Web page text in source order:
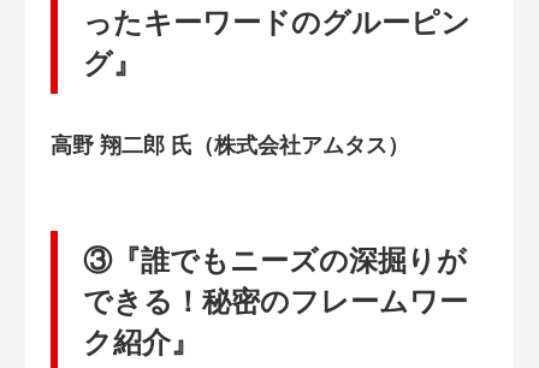
ったキーワードのグルーピン
グ』
高野 翔二郎 氏（株式会社アムタス）
③『誰でもニーズの深掘りが
できる！秘密のフレームワー
ク紹介』